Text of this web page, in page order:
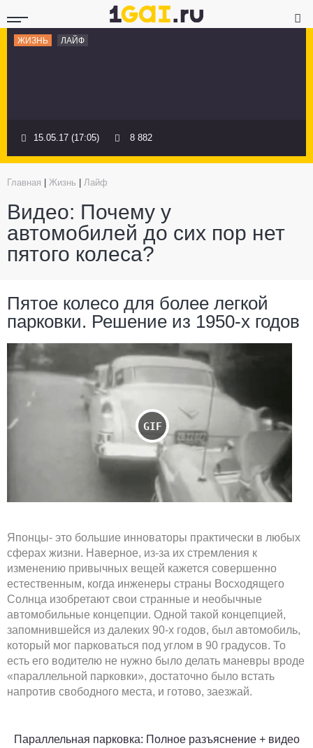
ЖИЗНЬ ЛАЙФ
15.05.17 (17:05) 8 882
Главная Жизнь Лайф
Видео: Почему у
автомобилей до сих пор нет
пятого колеса?
Пятое колесо для более легкой
парковки. Решение из 1950-х годов
Японцы- это большие инноваторы практически в любых
сферах жизни. Наверное, из-за их стремления к
изменению привычных вещей кажется совершенно
естественным, когда инженеры страны Восходящего
Солнца изобретают свои странные и необычные
автомобильные концепции. Одной такой концепцией,
запомнившейся из далеких 90-х годов, был автомобиль,
который мог парковаться под углом в 90 градусов. То
есть его водителю не нужно было делать маневры вроде
«параллельной парковки», достаточно было встать
напротив свободного места, и готово, заезжай.
Параллельная парковка: Полное разъяснение + видео